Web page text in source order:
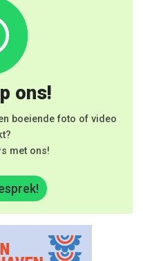
ons!
boeiende foto of video
met ons!